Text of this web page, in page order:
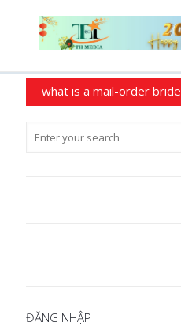
what is a mail-order bride
ĐĂNG NHẬP